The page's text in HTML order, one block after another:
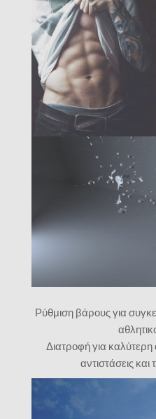
Ρύθμιση βάρους για
Διατροφή για
αντιστάσεις